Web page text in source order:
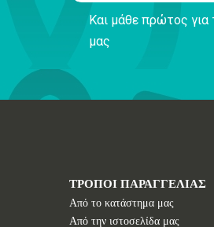
Και μάθε πρώτος για
μας
ΤΡΟΠΟΙ ΠΑΡΑΓΓΕΛΙΑΣ
Από το κατάστημα μας
Από την ιστοσελίδα μας